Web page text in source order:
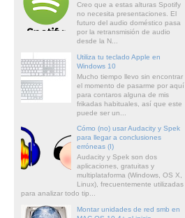
Creo que a estas alturas Spotify
no necesita presentaciones. El
futuro del audio doméstico pasa
por la retransmisión de audio
desde la N...
Utiliza tu teclado Apple en
Windows 10
Mucho tiempo llevo sin encontrar
el momento de pasarme por aquí
para contaros alguna de mis
frikadas habituales, así que este
puede ser un...
Cómo (no) usar Audacity y Spek
para llegar a conclusiones
erróneas (I)
Audacity y Spek son dos
aplicaciones, gratuitas y
multiplataforma (Windows, OS X,
Linux), frecuentemente utilizadas
para analizar todo tip...
Montar unidades de red smb en